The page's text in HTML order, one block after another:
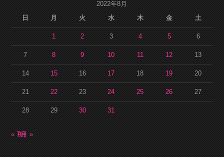
2022年8月
日
月 火 水 木 金 土
1 2 3 4 5 6
7 8 9 10 11 12 13
14 15 16 17 18 19 20
21 22 23 24 25 26 27
28 29 30 31
« 7月9月 »